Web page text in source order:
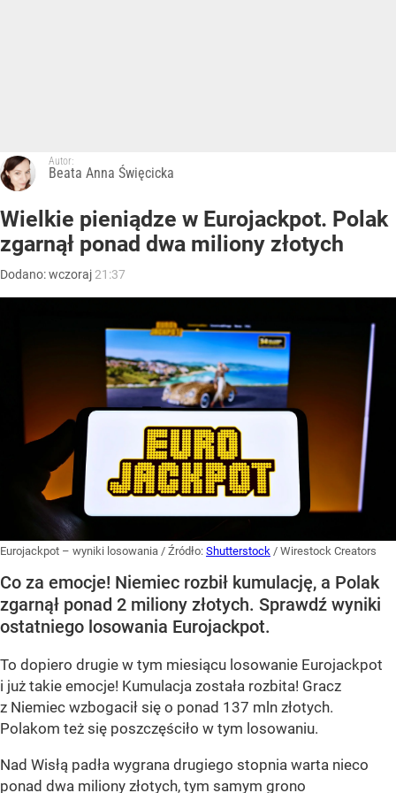
Autor:
Beata Anna Święcicka
Wielkie pieniądze w Eurojackpot. Polak
zgarnął ponad dwa miliony złotych
Dodano:wczoraj 21:37
Eurojackpot – wyniki losowania / Źródło: Shutterstock / Wirestock Creators
Co za emocje! Niemiec rozbił kumulację, a Polak
zgarnął ponad 2 miliony złotych. Sprawdź wyniki
ostatniego losowania Eurojackpot.
To dopiero drugie w tym miesiącu losowanie Eurojackpot
i już takie emocje! Kumulacja została rozbita! Gracz
z Niemiec wzbogacił się o ponad 137 mln złotych.
Polakom też się poszczęściło w tym losowaniu.
Nad Wisłą padła wygrana drugiego stopnia warta nieco
ponad dwa miliony złotych, tym samym grono